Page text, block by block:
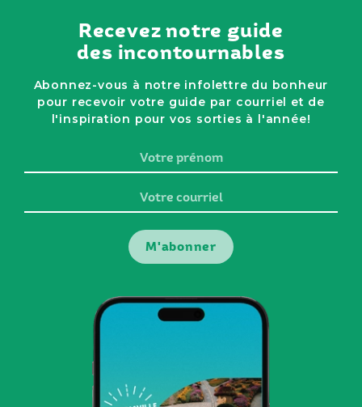
Recevez notre guide
des incontournables
Abonnez-vous à notre infolettre du bonheur
pour recevoir votre guide par courriel et de
l'inspiration pour vos sorties à l'année!
prénom
courriel